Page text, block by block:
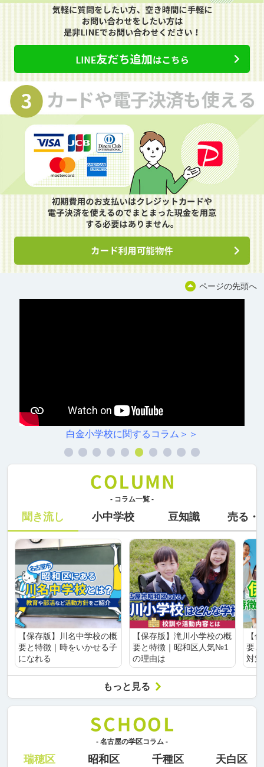
ページの先頭へ
白金小学校に関するコラム＞＞
- コラム一覧 -
聞き流し 小中学校 豆知識 売る・
【保存版】川名中学校の概
要と特徴｜時をいかせる子
になれる
【保存版】滝川小学校の概
要と特徴｜昭和区人気№1
の理由は
【
要
対
もっと見る
- 名古屋の学区コラム -
瑞穂区 昭和区 千種区 天白区